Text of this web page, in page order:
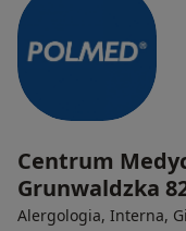
Centrum
Grunwaldzka
Alergologia, Interna,